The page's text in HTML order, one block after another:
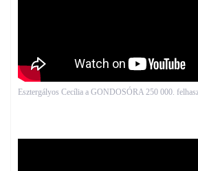
Esztergályos Cecília a GONDOSÓRA 250 000.